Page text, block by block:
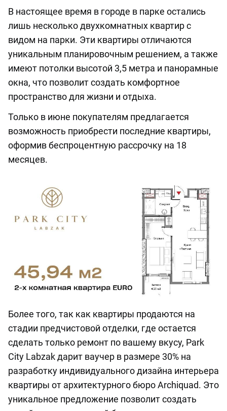
В настоящее время в городе в парке остались
лишь несколько двухкомнатных квартир с
видом на парки. Эти квартиры отличаются
уникальным планировочным решением, а также
имеют потолки высотой 3,5 метра и панорамные
окна, что позволит создать комфортное
пространство для жизни и отдыха.
Только в июне покупателям предлагается
возможность приобрести последние квартиры,
оформив беспроцентную рассрочку на 18
месяцев.
Более того, так как квартиры продаются на
стадии предчистовой отделки, где остается
сделать только ремонт по вашему вкусу, Park
City Labzak дарит ваучер в размере 30% на
разработку индивидуального дизайна интерьера
квартиры от архитектурного бюро Archiquad. Это
уникальное предложение позволит создать